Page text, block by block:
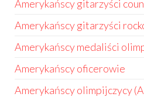
Amerykańscy gitarzyści
Amerykańscy gitarzyści
Amerykańscy medaliści
Amerykańscy oficerowie
Amerykańscy olimpijczycy